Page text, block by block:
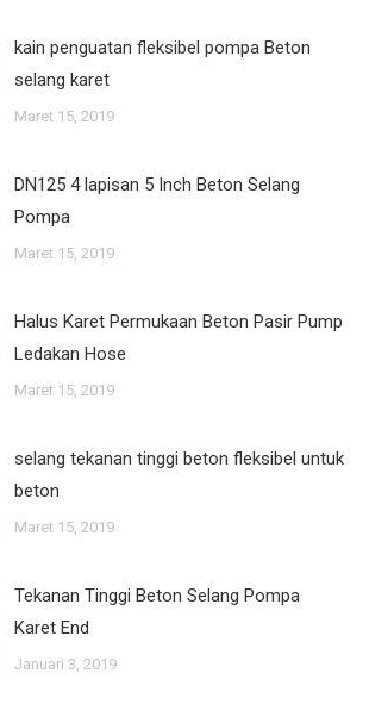
kain penguatan fleksibel pompa Beton
selang karet
Maret 15, 2019
DN125 4 lapisan 5 Inch Beton Selang
Pompa
Maret 15, 2019
Halus Karet Permukaan Beton Pasir Pump
Ledakan Hose
Maret 15, 2019
selang tekanan tinggi beton fleksibel untuk
beton
Maret 15, 2019
Tekanan Tinggi Beton Selang Pompa
Karet End
Januari 3, 2019